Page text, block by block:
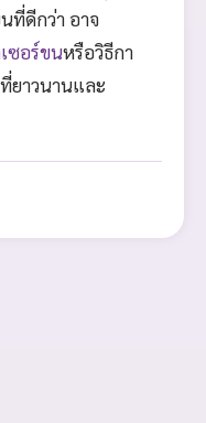
ที่ดีกว่า อาจ
ซอร์ขนหรือวิธีกา
ยาวนานและ